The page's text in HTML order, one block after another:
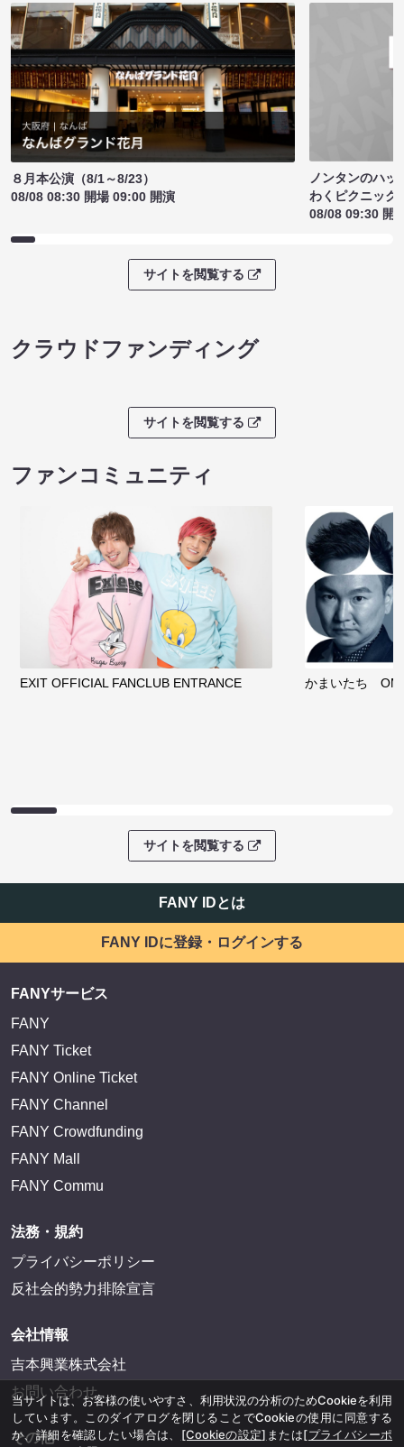
８月本公演（8/1～8/23）
08/08 08:30 開場 09:00 開演
ノンタンのハッ
わくピクニック
08/08 09:30 開
サイトを閲覧する
クラウドファンディング
サイトを閲覧する
ファンコミュニティ
EXIT OFFICIAL FANCLUB ENTRANCE かまいたち
サイトを閲覧する
FANY IDとは
FANY IDに登録・ログインする
FANYサービス
FANY
FANY Ticket
FANY Online Ticket
FANY Channel
FANY Crowdfunding
FANY Mall
FANY Commu
法務・規約
プライバシーポリシー
反社会的勢力排除宣言
会社情報
吉本興業株式会社
お問い合わせ
その他
当サイトは、お客様の使いやすさ、利用状況の分析のためCookieを利用
しています。このダイアログを閉じることでCookieの使用に同意する
か、詳細を確認したい場合は、 [Cookieの設定] または[プライバシーポ